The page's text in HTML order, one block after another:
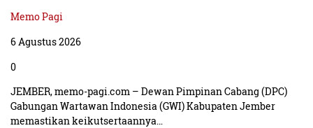
Memo Pagi
6 Agustus 2026
0
JEMBER, memo-pagi.com – Dewan Pimpinan Cabang (DPC)
Gabungan Wartawan Indonesia (GWI) Kabupaten Jember
memastikan keikutsertaannya…